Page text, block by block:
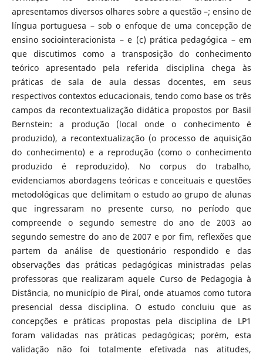
apresentamos diversos olhares sobre a questão –; ensino de
língua portuguesa – sob o enfoque de uma concepção de
ensino sociointeracionista – e (c) prática pedagógica – em
que discutimos como a transposição do conhecimento
teórico apresentado pela referida disciplina chega às
práticas de sala de aula dessas docentes, em seus
respectivos contextos educacionais, tendo como base os três
campos da recontextualização didática propostos por Basil
Bernstein: a produção (local onde o conhecimento é
produzido), a recontextualização (o processo de aquisição
do conhecimento) e a reprodução (como o conhecimento
produzido é reproduzido). No corpus do trabalho,
evidenciamos abordagens teóricas e conceituais e questões
metodológicas que delimitam o estudo ao grupo de alunas
que ingressaram no presente curso, no período que
compreende o segundo semestre do ano de 2003 ao
segundo semestre do ano de 2007 e por fim, reflexões que
partem da análise de questionário respondido e das
observações das práticas pedagógicas ministradas pelas
professoras que realizaram aquele Curso de Pedagogia à
Distância, no município de Piraí, onde atuamos como tutora
presencial dessa disciplina. O estudo concluiu que as
concepções e práticas propostas pela disciplina de LP1
foram validadas nas práticas pedagógicas; porém, esta
validação não foi totalmente efetivada nas atitudes,